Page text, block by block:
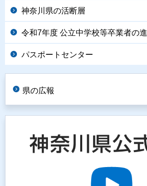
神奈川県の活断層
令和7年度 公立中学校等卒業者の
パスポートセンター
県の広報